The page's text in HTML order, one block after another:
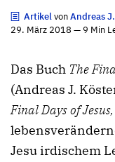
ArtikelvonAndreas
29. März 2018 — 9 Min
Das Buch The
(Andreas J.
Final Days of Jesus,
Jesu irdischem